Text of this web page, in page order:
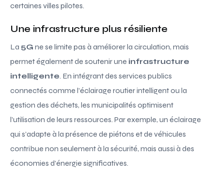
certaines villes pilotes.
Une infrastructure plus résiliente
La 5G ne se limite pas à améliorer la circulation, mais
permet également de soutenir une infrastructure
intelligente. En intégrant des services publics
connectés comme l’éclairage routier intelligent ou la
gestion des déchets, les municipalités optimisent
l’utilisation de leurs ressources. Par exemple, un éclairage
qui s’adapte à la présence de piétons et de véhicules
contribue non seulement à la sécurité, mais aussi à des
économies d’énergie significatives.